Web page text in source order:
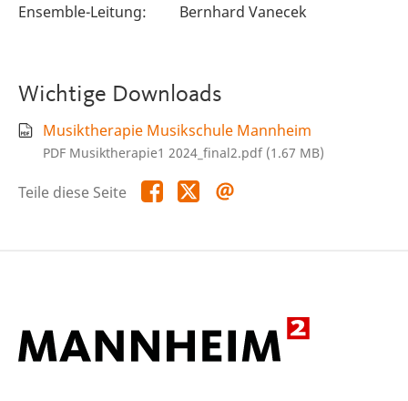
Ensemble-Leitung: Bernhard Vanecek
Wichtige Downloads
Musiktherapie Musikschule Mannheim
PDF Musiktherapie1 2024_final2.pdf (1.67 MB)
Teile diese Seite Teile
diese
Teile
diese